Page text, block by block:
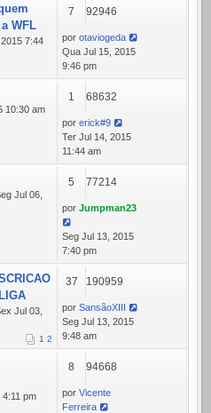
WFL
7:44
7 92946
por otaviogeda
Qua Jul 15, 2015
9:46 pm
10:30 am
1 68632
por erick#9
Ter Jul 14, 2015
11:44 am
Jul 06,
5 77214
por Jumpman23
Seg Jul 13, 2015
7:40 pm
Jul 03,
1 2
37 190959
por SansãoXIII
Seg Jul 13, 2015
9:48 am
pm
8 94668
por Vicente
Ferreira